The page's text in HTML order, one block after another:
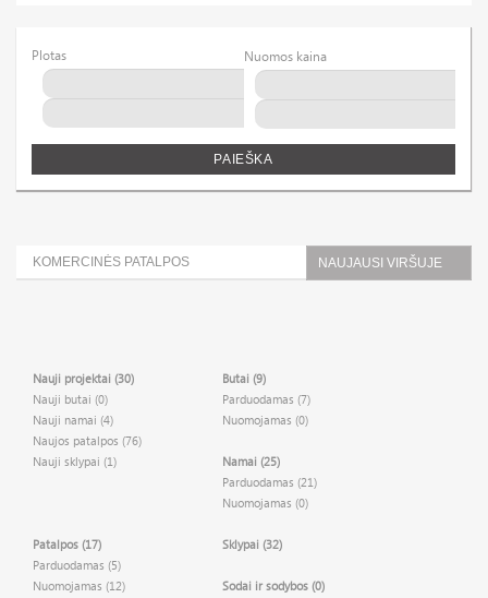
Plotas Nuomos kaina
PAIEŠKA
KOMERCINĖS PATALPOS NAUJAUSI VIRŠUJE
Nauji projektai (30)
Nauji butai (0)
Nauji namai (4)
Naujos patalpos (76)
Nauji sklypai (1)
Butai (9)
Parduodamas (7)
Nuomojamas (0)
Namai (25)
Parduodamas (21)
Nuomojamas (0)
Patalpos (17)
Parduodamas (5)
Nuomojamas (12)
Sklypai (32)
Sodai ir sodybos (0)